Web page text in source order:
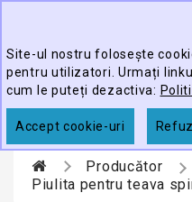
Site-ul nostru folosește
pentru utilizatori. Urmați
cum le puteți dezactiva:
Accept cookie-uri
ECHIPAMENTE
PROFESIONALE
ACCESORII
PROMOTII
Producător
Piulita pentru teava